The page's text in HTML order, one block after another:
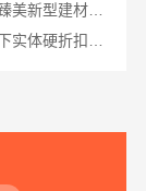
本地毛坯装修免费设计环保，浙江臻美新型建材有限公司健康宜居